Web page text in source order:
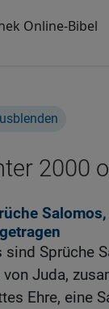
Online-Bibel
2000
sind Sprüche
Juda,
Ehre, eine